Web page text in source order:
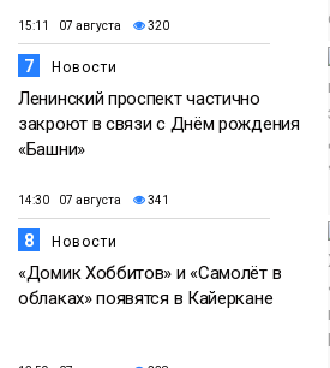
15:11 07 августа 320
7 Новости
Ленинский проспект частично
закроют в связи с Днём рождения
«Башни»
14:30 07 августа 341
8 Новости
«Домик Хоббитов» и «Самолёт в
облаках» появятся в Кайеркане